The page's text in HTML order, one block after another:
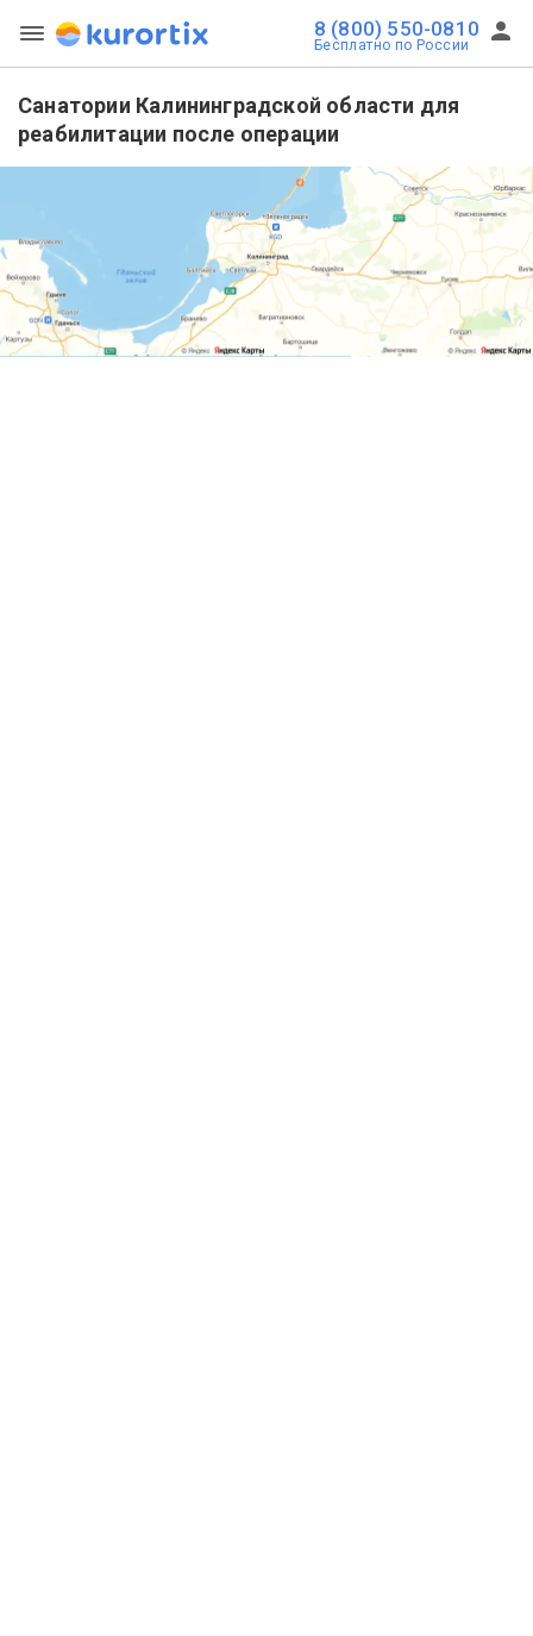
8 (800) 550-0810
Бесплатно по России
Санатории Калининградской области для
реабилитации после операции